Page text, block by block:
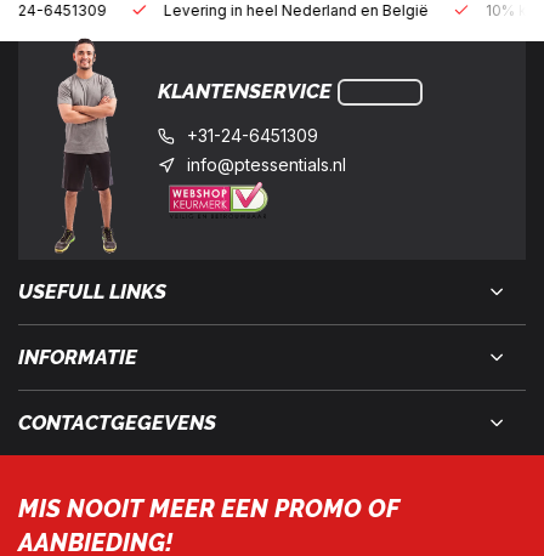
Levering in heel Nederland en België 10% korting met een
KLANTENSERVICE
+31-24-6451309
info@ptessentials.nl
USEFULL LINKS
INFORMATIE
CONTACTGEGEVENS
MIS NOOIT MEER EEN PROMO OF
AANBIEDING!